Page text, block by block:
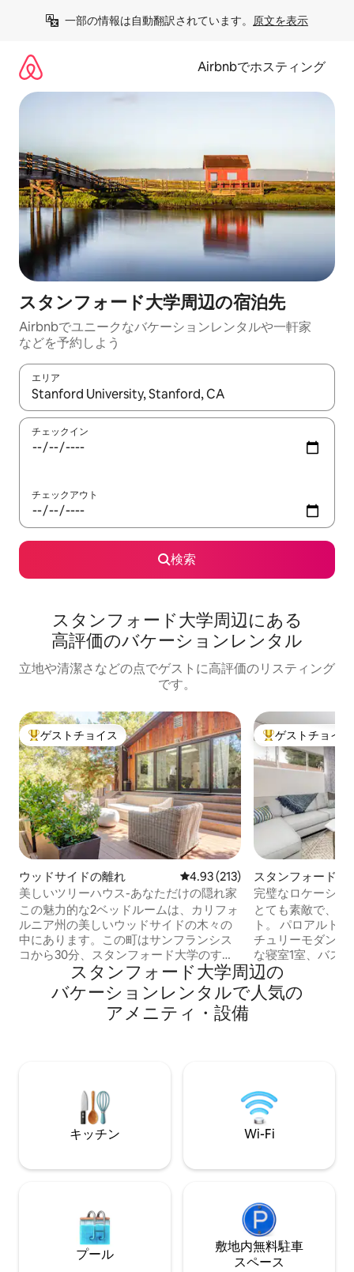
一部の情報は自動翻訳されています。 原文を表示
Airbnbでホスティング
スタンフォード大学⁠周⁠辺⁠の宿⁠泊⁠先
Airbnbでユニークなバ⁠ケ⁠ー⁠シ⁠ョ⁠ンレ⁠ン⁠タ⁠ルや一⁠軒⁠家
な⁠ど⁠を予⁠約⁠し⁠よ⁠う
エリア
検索結果が表示されたら、上下の矢印キーを使って移動するか
チェックイン
チェックアウト
検索
スタンフォード大学⁠周⁠辺⁠に⁠あ⁠る
高⁠評⁠価⁠のバ⁠ケ⁠ー⁠シ⁠ョ⁠ン⁠レ⁠ン⁠タ⁠ル
立地や清潔さなどの点でゲストに高評価のリスティング
です。
大好評のゲストチョイスです。
ゲストチョイス
ウッドサイドの離れ レビュー213件、5つ星中4.93つ
4.93 (213)
美しいツリーハウス-あなただけの隠れ家
この魅力的な2ベッドルームは、カリフォ
ルニア州の美しいウッドサイドの木々の
中にあります。この町はサンフランシス
コから30分、スタンフォード大学のすぐ
後ろにあります。 私たちのツリーハウス
は、プライベートで、静かで、モダン
で、とても快適な一軒家のゲストハウス
ご希望の日程が埋まっている場合は、
airbnb.com/h/woodsidebestplacetostay
をご覧ください。
大好評のゲスト
ゲストチョイス
スタンフォードの
ニアム
完璧なロケーショ
べての会場まで徒
とても素敵で、
ト。 パロアルト
チュリーモダンのコ
な寝室1室、バス
がすべて揃った設
素敵な専用バック
らすべてがあり、
車）！ 車は必要ありませんが、2台分のス
ペースがあり、1
スタンフォード大学⁠周⁠辺⁠の
バ⁠ケ⁠ー⁠シ⁠ョ⁠ン⁠レ⁠ン⁠タ⁠ル⁠で人⁠気⁠の
ア⁠メ⁠ニ⁠テ⁠ィ⁠・⁠設⁠備
キッチン Wi-Fi
プール
敷地内無料駐⁠車
ス⁠ペ⁠ー⁠ス